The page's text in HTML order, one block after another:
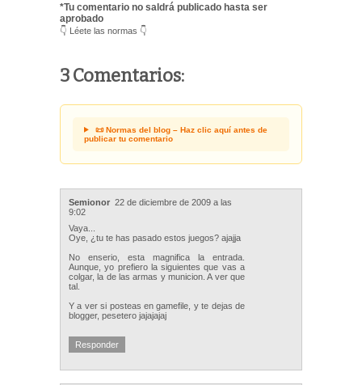
*Tu comentario no saldrá publicado hasta ser
aprobado
👇 Léete las normas 👇
3 Comentarios:
📜 Normas del blog – Haz clic aquí antes de
publicar tu comentario
Semionor 22 de diciembre de 2009 a las
9:02
Vaya...
Oye, ¿tu te has pasado estos juegos? ajajja
No enserio, esta magnifica la entrada.
Aunque, yo prefiero la siguientes que vas a
colgar, la de las armas y municion. A ver que
tal.
Y a ver si posteas en gamefile, y te dejas de
blogger, pesetero jajajajaj
Responder